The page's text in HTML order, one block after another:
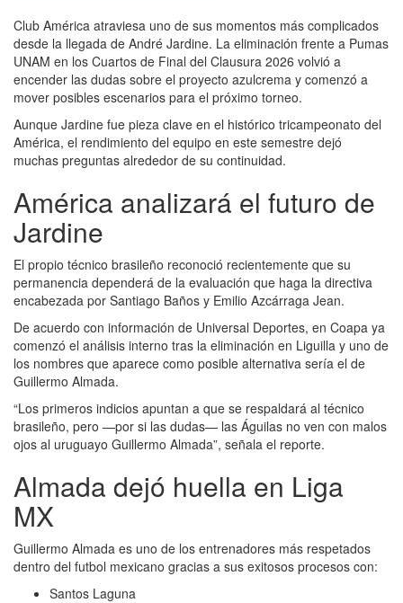
Club América atraviesa uno de sus momentos más complicados
desde la llegada de André Jardine. La eliminación frente a Pumas
UNAM en los Cuartos de Final del Clausura 2026 volvió a
encender las dudas sobre el proyecto azulcrema y comenzó a
mover posibles escenarios para el próximo torneo.
Aunque Jardine fue pieza clave en el histórico tricampeonato del
América, el rendimiento del equipo en este semestre dejó
muchas preguntas alrededor de su continuidad.
América analizará el futuro de
Jardine
El propio técnico brasileño reconoció recientemente que su
permanencia dependerá de la evaluación que haga la directiva
encabezada por Santiago Baños y Emilio Azcárraga Jean.
De acuerdo con información de Universal Deportes, en Coapa ya
comenzó el análisis interno tras la eliminación en Liguilla y uno de
los nombres que aparece como posible alternativa sería el de
Guillermo Almada.
“Los primeros indicios apuntan a que se respaldará al técnico
brasileño, pero —por si las dudas— las Águilas no ven con malos
ojos al uruguayo Guillermo Almada”, señala el reporte.
Almada dejó huella en Liga
MX
Guillermo Almada es uno de los entrenadores más respetados
dentro del futbol mexicano gracias a sus exitosos procesos con:
Santos Laguna